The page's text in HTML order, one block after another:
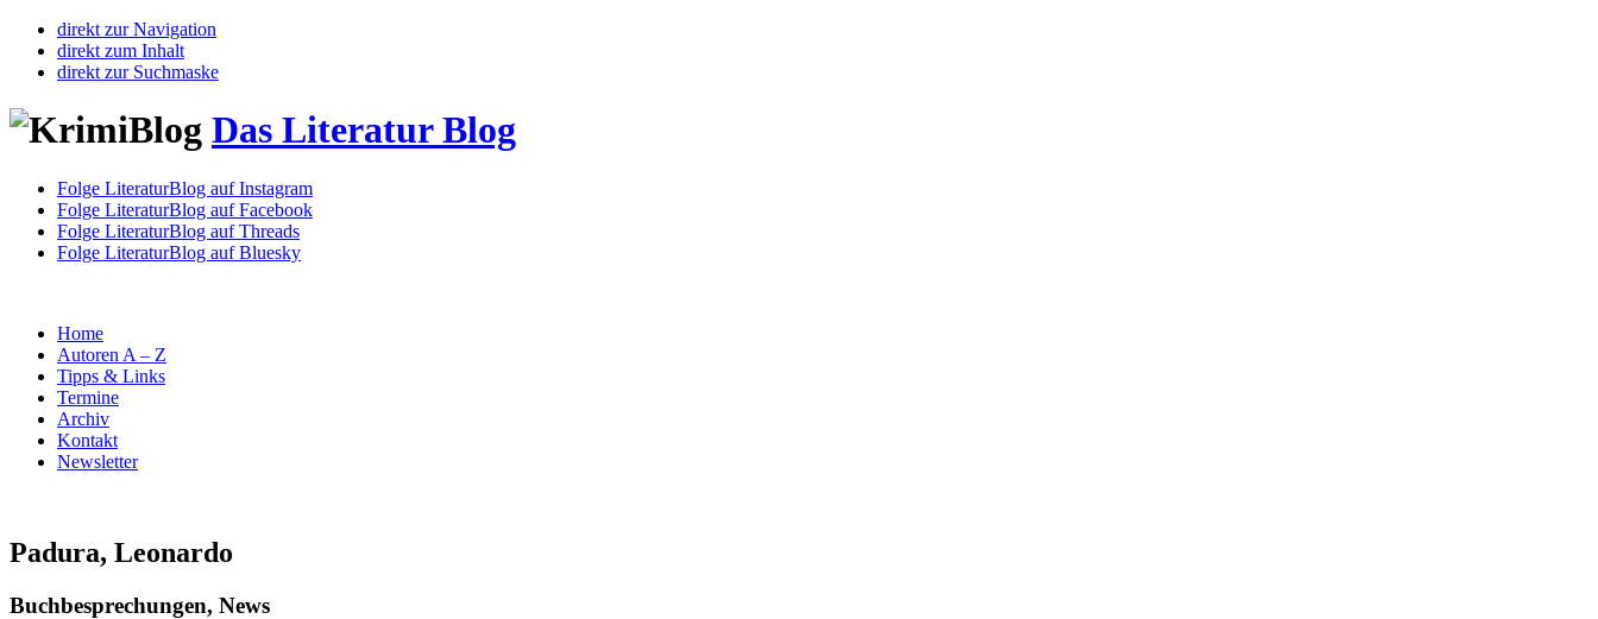
direkt zur Navigation
direkt zum Inhalt
direkt zur Suchmaske
Das Literatur Blog
Folge LiteraturBlog auf Instagram
Folge LiteraturBlog auf Facebook
Folge LiteraturBlog auf Threads
Folge LiteraturBlog auf Bluesky
Home
Autoren A – Z
Tipps & Links
Termine
Archiv
Kontakt
Newsletter
Padura, Leonardo
Buchbesprechungen, News